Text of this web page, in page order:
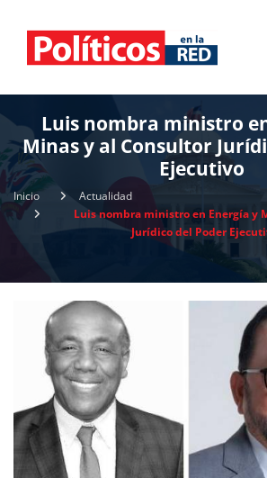
Luis nombra ministro
Minas y al Consultor
Ejecutivo
Inicio
Actualidad
Luis nombra ministro en Energía y
Jurídico del Poder